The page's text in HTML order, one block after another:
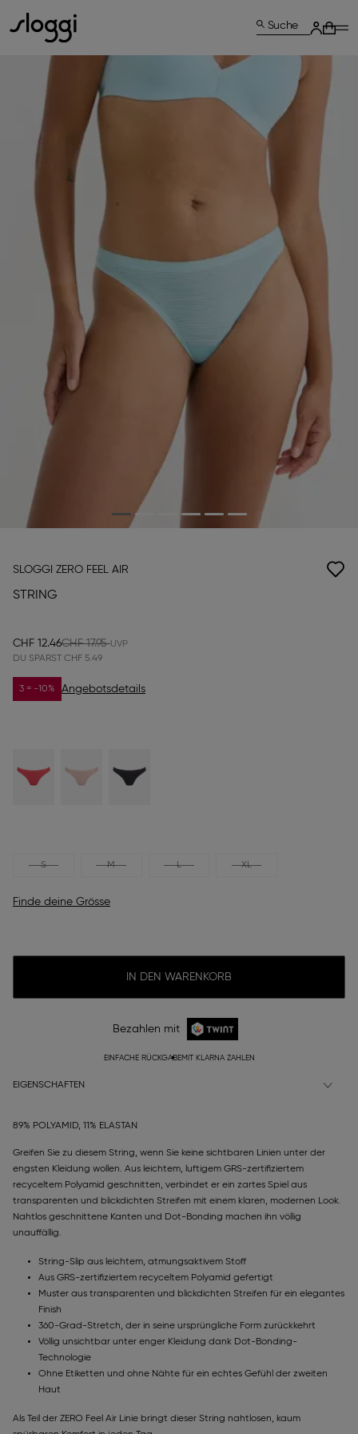
Suche
SLOGGI ZERO FEEL AIR
STRING
CHF 12.46CHF 17.95
DU SPARST CHF 5.49
3 = -10% Angebotsdetails
S M L XL
Finde deine Grösse
IN DEN WARENKORB
Bezahlen mit
EINFACHE RÜCKGABEMIT KLARNA ZAHLEN
EIGENSCHAFTEN
89% POLYAMID, 11% ELASTAN
Greifen Sie zu diesem String, wenn Sie keine sichtbaren Linien unter der
engsten Kleidung wollen. Aus leichtem, luftigem GRS-zertifiziertem
recyceltem Polyamid geschnitten, verbindet er ein zartes Spiel aus
transparenten und blickdichten Streifen mit einem klaren, modernen Look.
Nahtlos geschnittene Kanten und Dot-Bonding machen ihn völlig
unauffällig.
String-Slip aus leichtem, atmungsaktivem Stoff
Aus GRS-zertifiziertem recyceltem Polyamid gefertigt
Muster aus transparenten und blickdichten Streifen für ein elegantes
Finish
360-Grad-Stretch, der in seine ursprüngliche Form zurückkehrt
Völlig unsichtbar unter enger Kleidung dank Dot-Bonding-
Technologie
Ohne Etiketten und ohne Nähte für ein echtes Gefühl der zweiten
Haut
Als Teil der ZERO Feel Air Linie bringt dieser String nahtlosen, kaum